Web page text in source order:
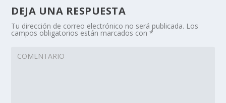
DEJA UNA RESPUESTA
Tu dirección de correo electrónico no será publicada. Los
campos obligatorios están marcados con*